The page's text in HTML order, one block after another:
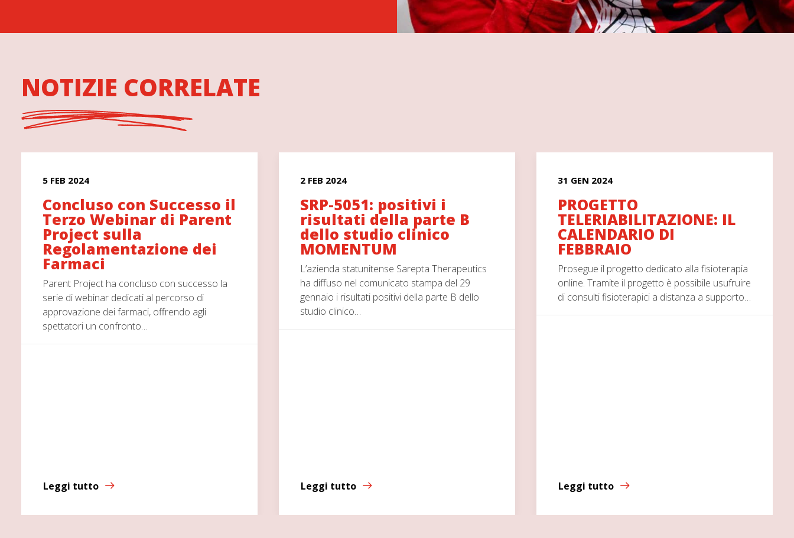
NOTIZIE CORRELATE
5 FEB 2024
Concluso con Successo il
Terzo Webinar di Parent
Project sulla
Regolamentazione dei
Farmaci
Parent Project ha concluso con successo la
serie di webinar dedicati al percorso di
approvazione dei farmaci, offrendo agli
spettatori un confronto…
Leggi tutto
2 FEB 2024
SRP-5051: positivi i
risultati della parte B
dello studio clinico
MOMENTUM
L’azienda statunitense Sarepta Therapeutics
ha diffuso nel comunicato stampa del 29
gennaio i risultati positivi della parte B dello
studio clinico…
Leggi tutto
31 GEN 2024
PROGETTO
TELERIABILITAZIONE: IL
CALENDARIO DI
FEBBRAIO
Prosegue il progetto dedicato alla fisioterapia
online. Tramite il progetto è possibile usufruire
di consulti fisioterapici a distanza a supporto…
Leggi tutto